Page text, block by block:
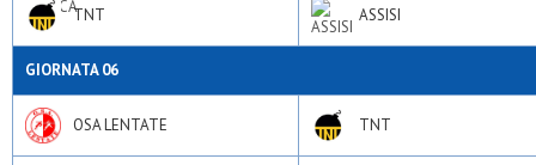
TNT ASSISI
GIORNATA 06
OSA LENTATE TNT